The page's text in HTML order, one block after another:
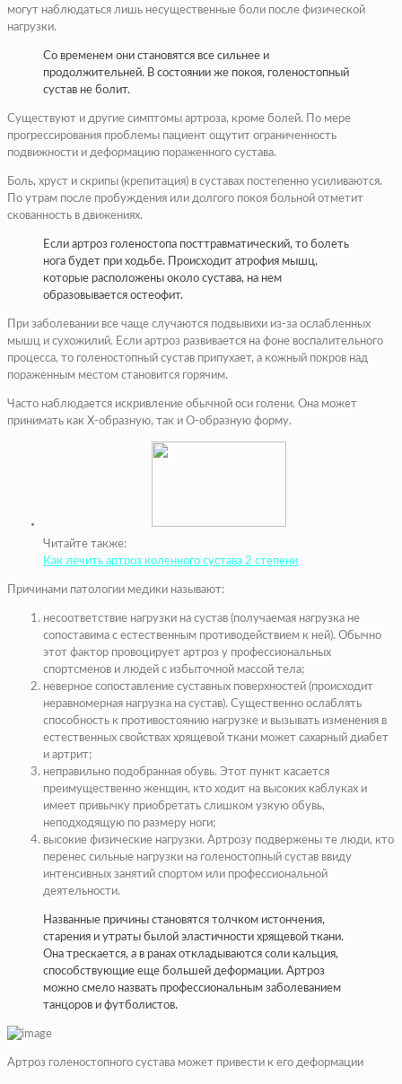
могут наблюдаться лишь несущественные боли после физической
нагрузки.
Со временем они становятся все сильнее и
продолжительней. В состоянии же покоя, голеностопный
сустав не болит.
Существуют и другие симптомы артроза, кроме болей. По мере
прогрессирования проблемы пациент ощутит ограниченность
подвижности и деформацию пораженного сустава.
Боль, хруст и скрипы (крепитация) в суставах постепенно усиливаются.
По утрам после пробуждения или долгого покоя больной отметит
скованность в движениях.
Если артроз голеностопа посттравматический, то болеть
нога будет при ходьбе. Происходит атрофия мышц,
которые расположены около сустава, на нем
образовывается остеофит.
При заболевании все чаще случаются подвывихи из-за ослабленных
мышц и сухожилий. Если артроз развивается на фоне воспалительного
процесса, то голеностопный сустав припухает, а кожный покров над
пораженным местом становится горячим.
Часто наблюдается искривление обычной оси голени. Она может
принимать как Х-образную, так и О-образную форму.
Читайте также:
Как лечить артроз коленного сустава 2 степени
Причинами патологии медики называют:
несоответствие нагрузки на сустав (получаемая нагрузка не
сопоставима с естественным противодействием к ней). Обычно
этот фактор провоцирует артроз у профессиональных
спортсменов и людей с избыточной массой тела;
неверное сопоставление суставных поверхностей (происходит
неравномерная нагрузка на сустав). Существенно ослаблять
способность к противостоянию нагрузке и вызывать изменения в
естественных свойствах хрящевой ткани может сахарный диабет
и артрит;
неправильно подобранная обувь. Этот пункт касается
преимущественно женщин, кто ходит на высоких каблуках и
имеет привычку приобретать слишком узкую обувь,
неподходящую по размеру ноги;
высокие физические нагрузки. Артрозу подвержены те люди, кто
перенес сильные нагрузки на голеностопный сустав ввиду
интенсивных занятий спортом или профессиональной
деятельности.
Названные причины становятся толчком истончения,
старения и утраты былой эластичности хрящевой ткани.
Она трескается, а в ранах откладываются соли кальция,
способствующие еще большей деформации. Артроз
можно смело назвать профессиональным заболеванием
танцоров и футболистов.
Артроз голеностопного сустава может привести к его деформации